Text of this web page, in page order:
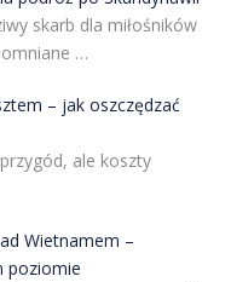
skarb dla miłośników
…
– jak oszczędzać
ale koszty
Wietnamem –
poziomie